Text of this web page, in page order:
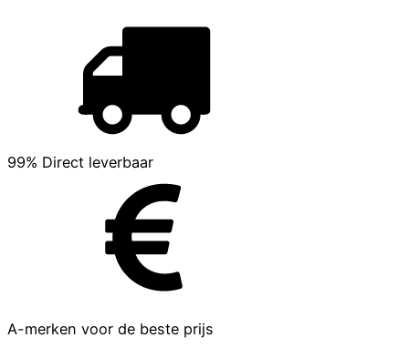
99% Direct leverbaar
A-merken voor de beste prijs